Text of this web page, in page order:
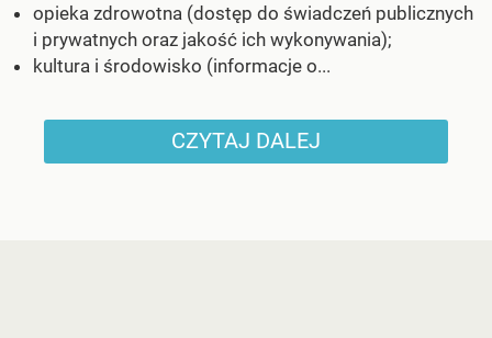
opieka zdrowotna (dostęp do świadczeń publicznych
i prywatnych oraz jakość ich wykonywania);
kultura i środowisko (informacje o...
CZYTAJ DALEJ